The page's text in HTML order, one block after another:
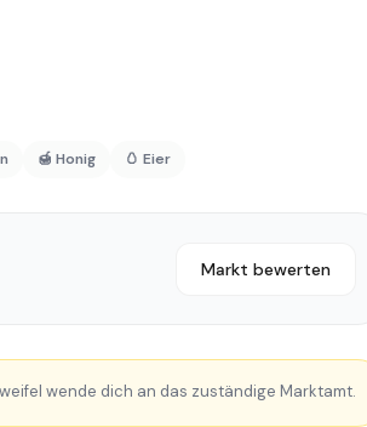
🍯 Honig 🥚 Eier
Markt bewerten
wende dich an das zuständige Marktamt.